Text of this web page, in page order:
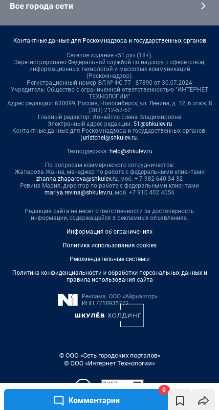
Комментарии
0
Все города сети
Контактные данные для Роскомнадзора и государственных органов
Сетевое издание «51.ру» (18+).
Зарегистрировано Федеральной службой по надзору в сфере связи,
информационных технологий и массовых коммуникаций
(Роскомнадзор).
Регистрационный номер ЭЛ № ФС 77 - 87890 от 30.07.2024
Учредитель: Общество с ограниченной ответственностью "ИНТЕРНЕТ
ТЕХНОЛОГИИ"
Адрес редакции: 630099, Россия, Новосибирск, ул. Ленина, д. 12, 6 этаж, 8
(383) 212-52-52
Главный редактор: Ионайтис Елена Владимировна
Электронный адрес редакции: 51@shkulev.ru
Контактные данные для Роскомнадзора и государственных органов:
juristchel@shkulev.ru.
Техподдержка: help@shkulev.ru
По вопросам коммерческого сотрудничества:
Жапарова Жанна, менеджер по работе с федеральными клиентами
zhanna.zhaparova@shkulev.ru, моб. + 7 982 640 34 32
Ревина Мария, директор по работе с федеральными клиентами
mariya.revina@shkulev.ru, моб. +7 910 402 4056
Редакция сайта не несет ответственности за достоверность
информации, содержащейся в рекламных объявлениях.
Информация об ограничениях
Политика использования cookies
Рекомендательные системы
Политика конфиденциальности и обработки персональных данных и
правила использования сайта
© ООО «Сеть городских порталов»
© ООО «Интернет Технологии»